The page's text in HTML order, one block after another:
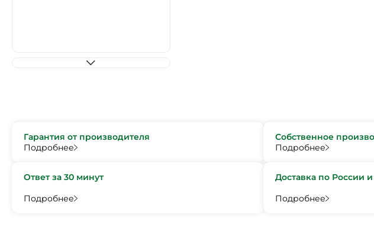
Гарантия от производителя
Подробнее
Собственное
Подробнее
Ответ за 30 минут
Подробнее
Доставка по России
Подробнее